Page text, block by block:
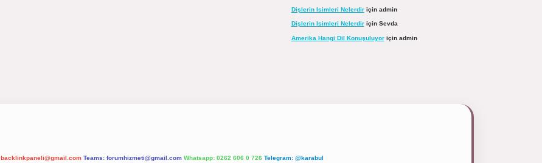
Dişlerin Isimleri Nelerdiriçin admin
Dişlerin Isimleri Nelerdiriçin Sevda
Amerika Hangi Dil Konuşuluyoriçin admin
backlinkpaneli@gmail.com Teams: forumhizmeti@gmail.com Whatsapp: 0262 606 0 726 Telegram: @karabul